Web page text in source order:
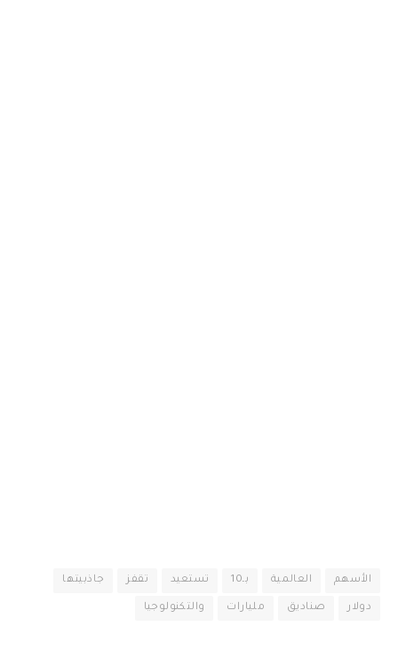
الأسهم العالمية بـ10 تستعيد تقفز جاذبيتها
دولار صناديق مليارات والتكنولوجيا